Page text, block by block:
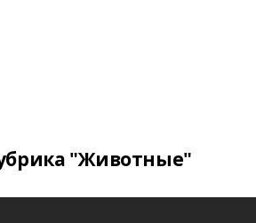
"Животные"